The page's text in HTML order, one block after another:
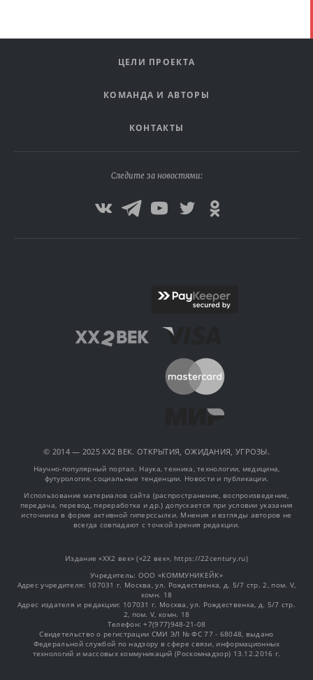
ЦЕЛИ ПРОЕКТА
КОМАНДА И АВТОРЫ
КОНТАКТЫ
Следите за новостями:
© 2014 — 2025 XX2 ВЕК. ОТКРЫТИЯ, ОЖИДАНИЯ, УГРОЗЫ.
Научно-популярный портал. Наука, техника, технологии, медицина,
футурология, социальные тенденции. Новости и публикации.
Использование материалов сайта (распространение, воспроизведение,
передача, перевод, переработка и др.) допускается при условии указания
источника в форме активной гиперссылки. Мнения и взгляды авторов не
всегда совпадают с точкой зрения редакции.
Издание «XX2 век» («22 век», https://22century.ru)
Учредитель: OOO «КОММУНИКЕЙК»
Адрес учредителя: 107031 г. Москва, ул. Рождественка, д. 5/7 стр. 2, пом. V,
комн. 18
Адрес издателя и редакции: 107031 г. Москва, ул. Рождественка, д. 5/7 стр.
2, пом. V, комн. 18
Телефон: +7(977)948-21-08
Свидетельство о регистрации СМИ ЭЛ № ФС 77 - 68048, выдано
Федеральной службой по надзору в сфере связи, информационных
технологий и массовых коммуникаций (Роскомнадзор) 13.12.2016 г.